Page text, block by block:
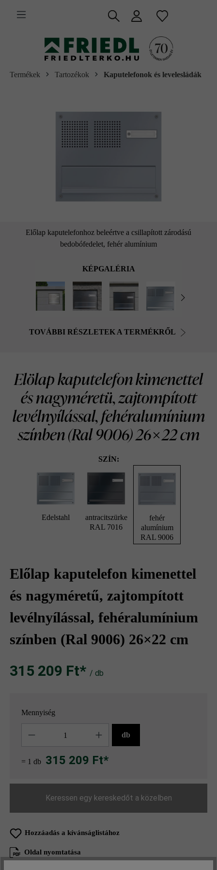
tartalomra
Termékek Tartozékok Kaputelefonok és levelesládák
Előlap kaputelefonhoz beleértve a csillapított zárodású
bedobófedelet, fehér alumínium
KÉPGALÉRIA
TOVÁBBI RÉSZLETEK A TERMÉKRŐL
Elölap kaputelefon kimenettel
és nagyméretü, zajtompított
levélnyílással, fehéralumínium
színben (Ral 9006) 26×22 cm
SZÍN:
Edelstahl
antracitszürke
RAL 7016
fehér
alumínium
RAL 9006
Előlap kaputelefon kimenettel
és nagyméretű, zajtompított
levélnyílással, fehéralumínium
színben (Ral 9006) 26×22 cm
315 209 Ft‎‎‎* / db
Mennyiség
db
= 1 db 315 209 Ft*
Keressen egy kereskedőt a közelben
Hozzáadás a kívánságlistához
Oldal nyomtatása